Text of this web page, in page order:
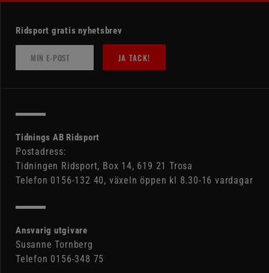
Ridsport gratis nyhetsbrev
JA TACK!
Tidnings AB Ridsport
Postadress:
Tidningen Ridsport, Box 14, 619 21 Trosa
Telefon 0156-132 40, växeln öppen kl 8.30-16 vardagar
Ansvarig utgivare
Susanne Tornberg
Telefon 0156-348 75